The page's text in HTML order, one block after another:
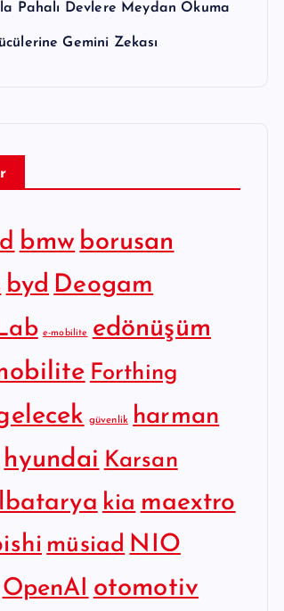
Pahalı Devlere Meydan Okuma
Gemini Zekası
bmw borusan
byd Deogam
e-mobilite edönüşüm
Forthing
güvenlik harman
hyundai Karsan
kia maextro
müsiad NIO
OpenAI otomotiv